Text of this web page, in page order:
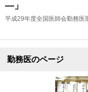
―」
平成29年度全国医師会勤務医
勤務医のページ